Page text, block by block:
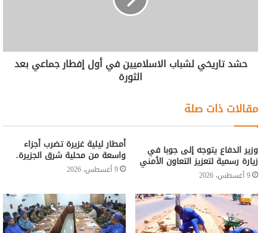
حشد تاريخي لشباب الاسلاميين في أول إفطار جماعي بعد
الثورة
مقالات ذات صلة
وزير الدفاع يتوجه إلى جوبا في
زيارة رسمية لتعزيز التعاون الأمني
9 أغسطس، 2026
أمطار ليلية غزيرة تضرب أجزاء
واسعة من محلية شرق الجزيرة.
9 أغسطس، 2026